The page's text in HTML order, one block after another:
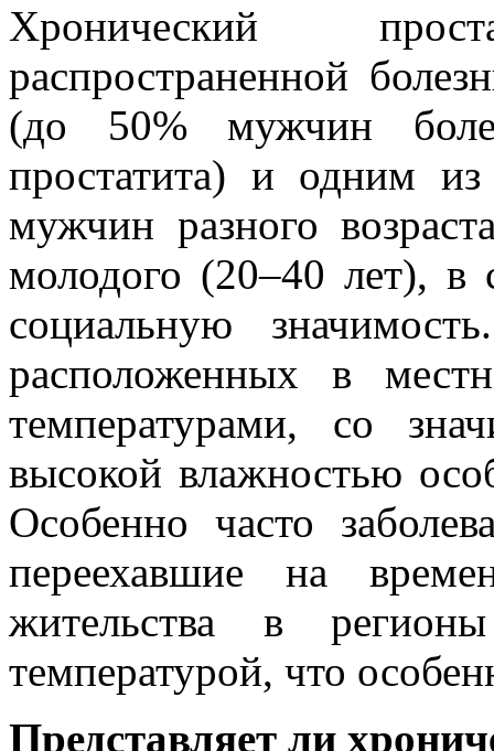
Хронический
распространенной
(до 50% мужчин
простатита) и одним
мужчин разного
молодого (20–40 лет), в
социальную
расположенных в
температурами, со
высокой влажностью
Особенно часто
переехавшие на
жительства в
температурой, что
Представляет ли